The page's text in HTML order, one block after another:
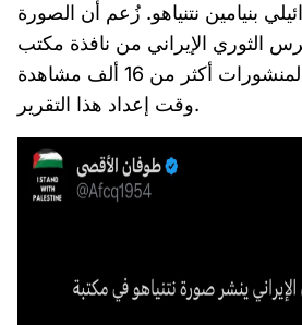
بنيامين نتنياهو. زُعم أن الصورة
الثوري الإيراني من نافذة مكتب
نتنياهو. حصدت هذه المنشورات أكثر من 16 ألف مشاهدة
وقت إعداد هذا التقرير.